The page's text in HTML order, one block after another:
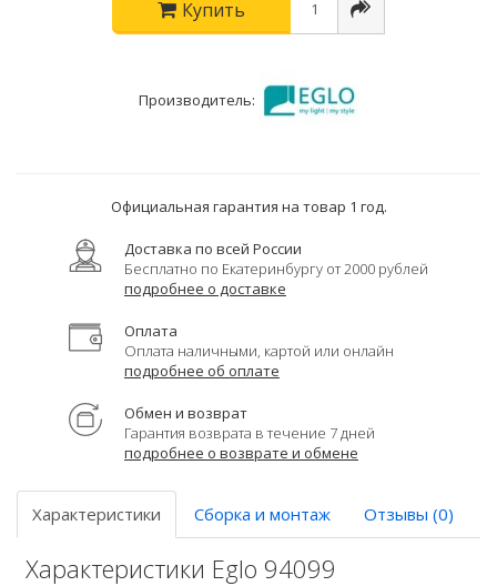
Купить
Производитель:
Официальная гарантия на товар 1 год.
Доставка по всей России
Бесплатно по Екатеринбургу от 2000 рублей
подробнее о доставке
Оплата
Оплата наличными, картой или онлайн
подробнее об оплате
Обмен и возврат
Гарантия возврата в течение 7 дней
подробнее о возврате и обмене
Характеристики Сборка и монтаж Отзывы (0)
Характеристики Eglo 94099